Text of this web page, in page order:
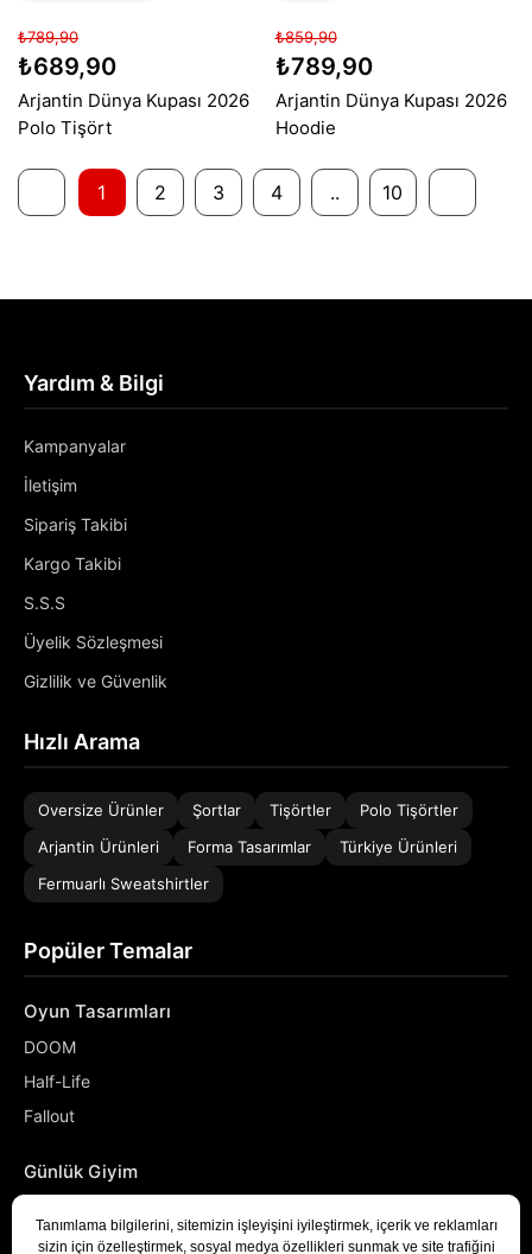
₺789,90
₺689,90
Arjantin Dünya Kupası 2026
Polo Tişört
₺859,90
₺789,90
Arjantin Dünya Kupası 2026
Hoodie
1 2 3 4 .. 10
Yardım & Bilgi
Kampanyalar
İletişim
Sipariş Takibi
Kargo Takibi
S.S.S
Üyelik Sözleşmesi
Gizlilik ve Güvenlik
Hızlı Arama
Oversize Ürünler Şortlar Tişörtler
Polo Tişörtler
Arjantin Ürünleri
Forma Tasarımlar
Türkiye Ürünleri
Fermuarlı Sweatshirtler
Popüler Temalar
Oyun Tasarımları
DOOM
Half-Life
Fallout
Günlük Giyim
Denizci